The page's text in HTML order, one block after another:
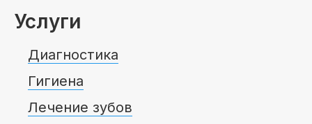
Услуги
Диагностика
Гигиена
Лечение зубов